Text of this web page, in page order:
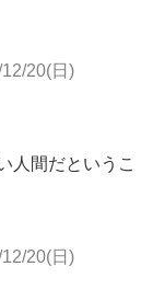
20(日)
人間だというこ
20(日)